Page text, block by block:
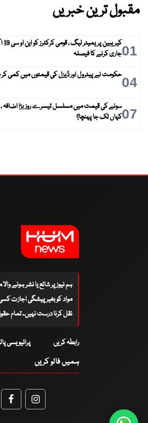
مقبول ترین خبریں
01جاری کرنے کا فیصلہ
04حکومت نے پیٹرول اور ڈیزل کی قیمتوں میں کمی
07سونے کی قیمت میں مسلسل تیسرے روز بڑا اضافہ ،
کہاں تک جا پہنچا؟
ہم نیوز پر شائع یا نشر ہونے
مواد کو بغیر پیشگی اجازت
نقل کرنا درست نہیں۔ تمام
رابطہ کریں پرائیویسی
ہمیں فالو کریں
FacebookFacebook